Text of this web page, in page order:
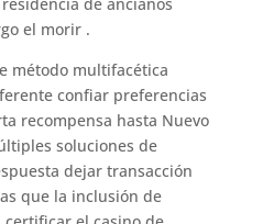
el morir .
método multifacética
confiar preferencias
recompensa hasta Nuevo
soluciones de
dejar transacción
que la inclusión de